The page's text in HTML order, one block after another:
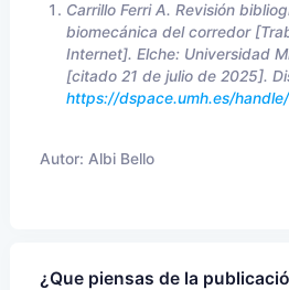
Carrillo Ferri A. Revisión
biomecánica del corredor
Internet]. Elche: Universidad
[citado 21 de julio de 2025].
https://dspace.umh.es/
Autor: Albi Bello
¿Que piensas de la